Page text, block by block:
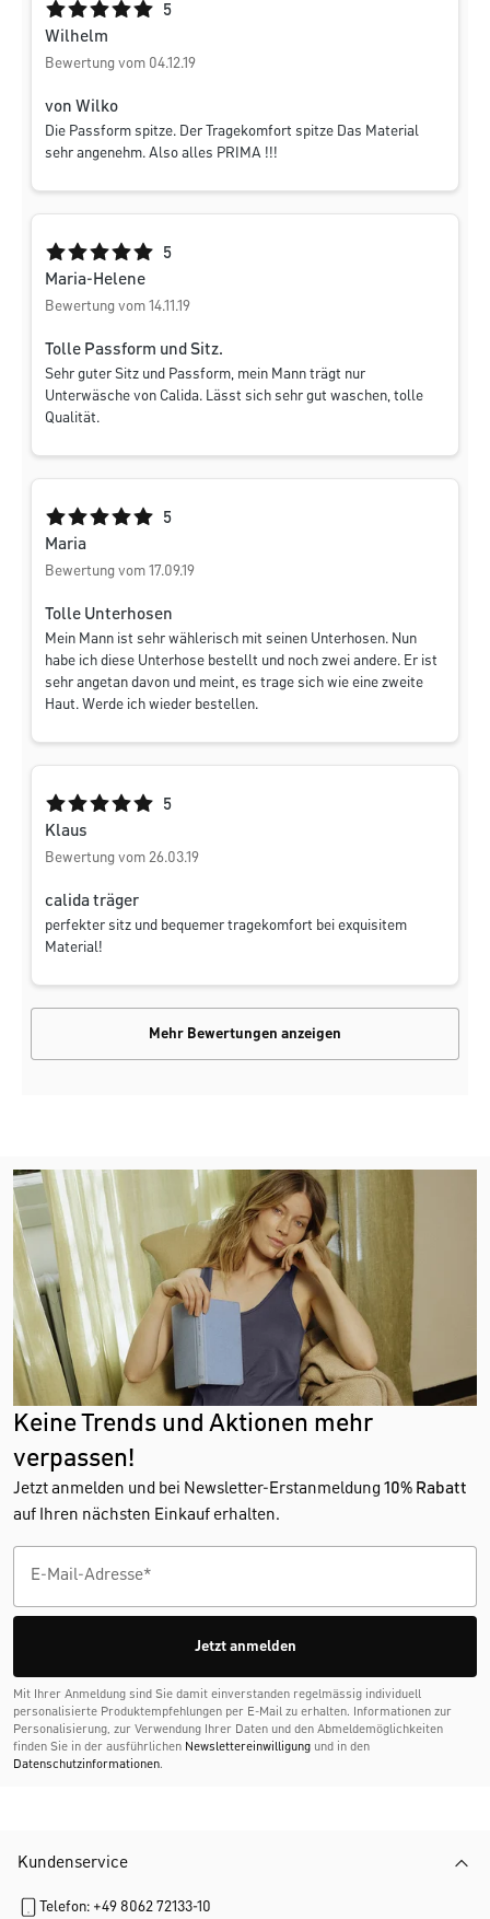
Durchschnittliche Bewertung von 5 von 5 Sternen
5
Wilhelm
Bewertung vom 04.12.19
von Wilko
Die Passform spitze. Der Tragekomfort spitze Das Material
sehr angenehm. Also alles PRIMA !!!
Durchschnittliche Bewertung von 5 von 5 Sternen
5
Maria-Helene
Bewertung vom 14.11.19
Tolle Passform und Sitz.
Sehr guter Sitz und Passform, mein Mann trägt nur
Unterwäsche von Calida. Lässt sich sehr gut waschen, tolle
Qualität.
Durchschnittliche Bewertung von 5 von 5 Sternen
5
Maria
Bewertung vom 17.09.19
Tolle Unterhosen
Mein Mann ist sehr wählerisch mit seinen Unterhosen. Nun
habe ich diese Unterhose bestellt und noch zwei andere. Er ist
sehr angetan davon und meint, es trage sich wie eine zweite
Haut. Werde ich wieder bestellen.
Durchschnittliche Bewertung von 5 von 5 Sternen
5
Klaus
Bewertung vom 26.03.19
calida träger
perfekter sitz und bequemer tragekomfort bei exquisitem
Material!
Mehr Bewertungen anzeigen
Keine Trends und Aktionen mehr
verpassen!
Jetzt anmelden und bei Newsletter-Erstanmeldung 10% Rabatt
auf Ihren nächsten Einkauf erhalten.
Jetzt anmelden
Mit Ihrer Anmeldung sind Sie damit einverstanden regelmässig individuell
personalisierte Produktempfehlungen per E-Mail zu erhalten. Informationen zur
Personalisierung, zur Verwendung Ihrer Daten und den Abmelde­möglichkeiten
finden Sie in der ausführlichen Newslettereinwilligung und in den
Datenschutzinformationen.
Kundenservice
Telefon: +49 8062 72133-10